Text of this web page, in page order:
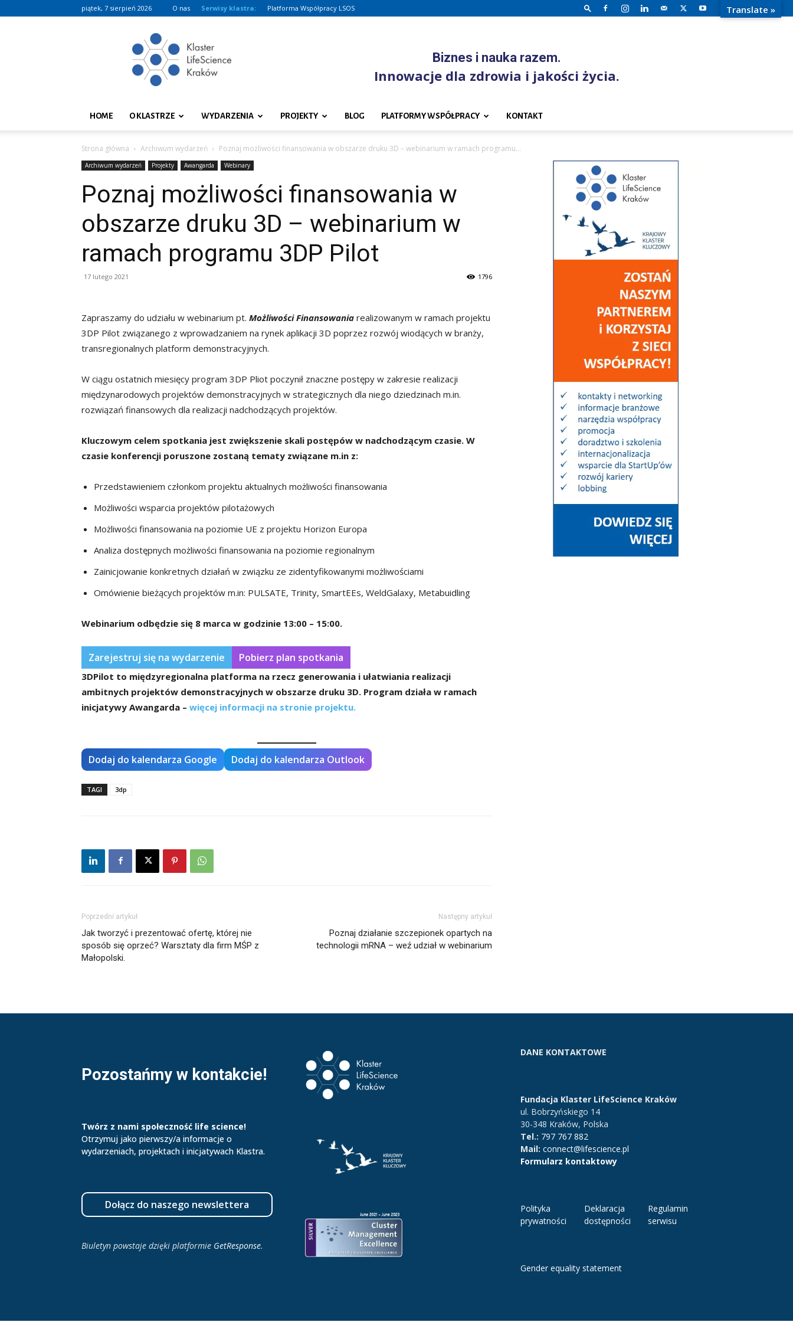
piątek, 7 sierpień 2026 O nas Serwisy klastra: Platforma Współpracy LSOS
LifeScience
Kraków
Biznes i nauka razem.
Innowacje dla zdrowia i jakości życia.
HOME O KLASTRZE WYDARZENIA PROJEKTY BLOG PLATFORMY WSPÓŁPRACY KONTAKT
Strona główna Archiwum wydarzeń Poznaj możliwości finansowania w obszarze druku 3D – webinarium w ramach programu...
Archiwum wydarzeń Projekty Awangarda Webinary
Poznaj możliwości finansowania w
obszarze druku 3D – webinarium w
ramach programu 3DP Pilot
17 lutego 2021 1796
Zapraszamy do udziału w webinarium pt. Możliwości Finansowania realizowanym w ramach projektu
3DP Pilot związanego z wprowadzaniem na rynek aplikacji 3D poprzez rozwój wiodących w branży,
transregionalnych platform demonstracyjnych.
W ciągu ostatnich miesięcy program 3DP Pliot poczynił znaczne postępy w zakresie realizacji
międzynarodowych projektów demonstracyjnych w strategicznych dla niego dziedzinach m.in.
rozwiązań finansowych dla realizacji nadchodzących projektów.
Kluczowym celem spotkania jest zwiększenie skali postępów w nadchodzącym czasie. W
czasie konferencji poruszone zostaną tematy związane m.in z:
Przedstawieniem członkom projektu aktualnych możliwości finansowania
Możliwości wsparcia projektów pilotażowych
Możliwości finansowania na poziomie UE z projektu Horizon Europa
Analiza dostępnych możliwości finansowania na poziomie regionalnym
Zainicjowanie konkretnych działań w związku ze zidentyfikowanymi możliwościami
Omówienie bieżących projektów m.in: PULSATE, Trinity, SmartEEs, WeldGalaxy, Metabuidling
Webinarium odbędzie się 8 marca w godzinie 13:00 – 15:00.
Zarejestruj się na wydarzenie Pobierz plan spotkania
3DPilot to międzyregionalna platforma na rzecz generowania i ułatwiania realizacji
ambitnych projektów demonstracyjnych w obszarze druku 3D. Program działa w ramach
inicjatywy Awangarda – więcej informacji na stronie projektu.
Dodaj do kalendarza Google Dodaj do kalendarza Outlook
TAGI 3dp
Poprzedni artykuł
Jak tworzyć i prezentować ofertę, której nie
sposób się oprzeć? Warsztaty dla firm MŚP z
Małopolski.
Następny artykuł
Poznaj działanie szczepionek opartych na
technologii mRNA – weź udział w webinarium
Pozostańmy w kontakcie!
Twórz z nami społeczność life science!
Otrzymuj jako pierwszy/a informacje o
wydarzeniach, projektach i inicjatywach Klastra.
Dołącz do naszego newslettera
Biuletyn powstaje dzięki platformie GetResponse.
DANE KONTAKTOWE
Fundacja Klaster LifeScience Kraków
ul. Bobrzyńskiego 14
30-348 Kraków, Polska
Tel.: 797 767 882
Mail: connect@lifescience.pl
Formularz kontaktowy
Polityka
prywatności
Deklaracja
dostępności
Regulamin
serwisu
Gender equality statement
Translate »